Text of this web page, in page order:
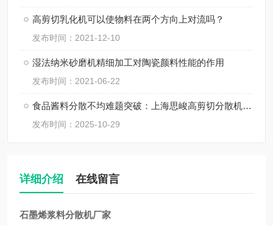
高剪切乳化机可以使物料在两个方向上对流吗？
发布时间：2021-12-10
湿法纳米砂磨机精细加工对陶瓷颜料性能的作用
发布时间：2021-06-22
食品酱料分散不均难题突破：上海思峻高剪切分散机的技术方案
发布时间：2025-10-29
详细介绍 在线留言
石墨烯浆料分散机厂家